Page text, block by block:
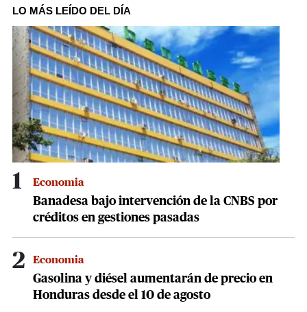
of
1
minute,
27
seconds
LO MÁS LEÍDO DEL DÍA
1 Economia
Banadesa bajo intervención de la CNBS por
créditos en gestiones pasadas
2 Economia
Gasolina y diésel aumentarán de precio en
Honduras desde el 10 de agosto